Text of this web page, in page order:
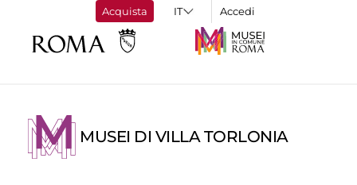
Acquista Accedi
MUSEI DI VILLA TORLONIA